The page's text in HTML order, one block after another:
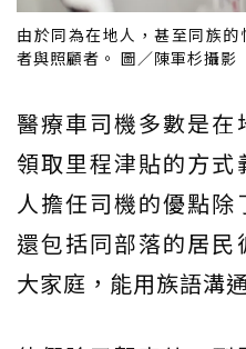
由於同為在地人，甚至同族
者與照顧者。 圖／陳軍杉攝影
醫療車司機多數是在
領取里程津貼的方
人擔任司機的優點除
還包括同部落的居
大家庭，能用族語溝